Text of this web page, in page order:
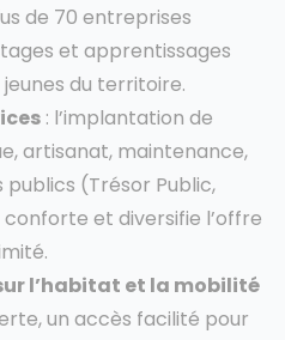
de 70 entreprises
et apprentissages
du territoire.
: l’implantation de
artisanat, maintenance,
publics (Trésor Public,
conforte et diversifie l’offre
l’habitat et la mobilité
un accès facilité pour